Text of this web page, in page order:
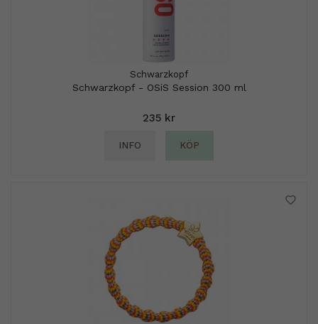
Schwarzkopf
Schwarzkopf - OSiS Session 300 ml
235 kr
INFO KÖP